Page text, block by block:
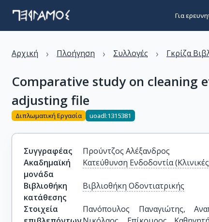
Για
Αρχική › Πλοήγηση › Συλλογές › Γκρίζα
Comparative study on cleaning
adjusting file
Διπλωματική Εργασία uoadl:1315381
Συγγραφέας
Προύντζος Αλέξανδρος
Ακαδημαϊκή
μονάδα
Κατεύθυνση Ενδοδοντία
Βιβλιοθήκη
κατάθεσης
Βιβλιοθήκη Οδοντιατρικής
Στοιχεία
Πανόπουλος Παναγιώτης,